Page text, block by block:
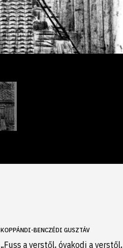
KOPPÁNDI-BENCZÉDI GUSZTÁV
„Fuss a verstől, óvakodj a verstől,